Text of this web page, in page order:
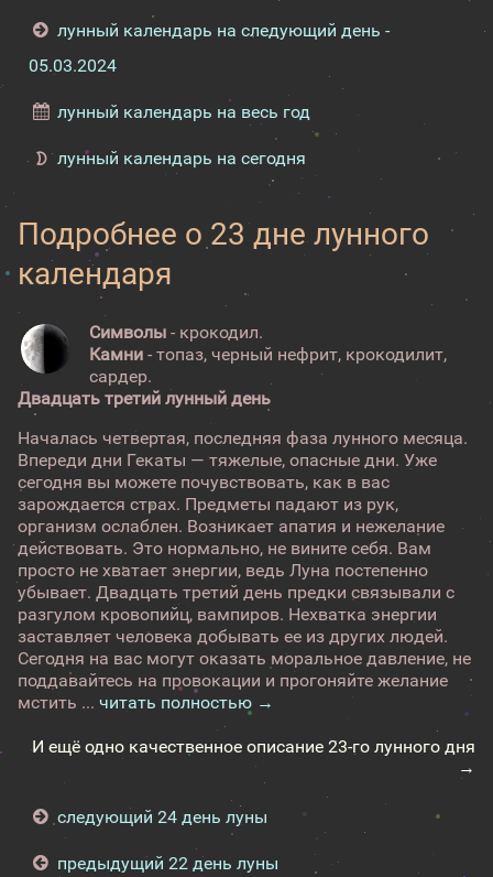
лунный календарь на следующий день -
05.03.2024
лунный календарь на весь год
лунный календарь на сегодня
Подробнее о 23 дне лунного
календаря
Символы - крокодил.
Камни - топаз, черный нефрит, крокодилит,
сардер.
Двадцать третий лунный день
Началась четвертая, последняя фаза лунного месяца.
Впереди дни Гекаты — тяжелые, опасные дни. Уже
сегодня вы можете почувствовать, как в вас
зарождается страх. Предметы падают из рук,
организм ослаблен. Возникает апатия и нежелание
действовать. Это нормально, не вините себя. Вам
просто не хватает энергии, ведь Луна постепенно
убывает. Двадцать третий день предки связывали с
разгулом кровопийц, вампиров. Нехватка энергии
заставляет человека добывать ее из других людей.
Сегодня на вас могут оказать моральное давление, не
поддавайтесь на провокации и прогоняйте желание
мстить ... читать полностью →
И ещё одно качественное описание 23-го лунного дня
→
следующий 24 день луны
предыдущий 22 день луны